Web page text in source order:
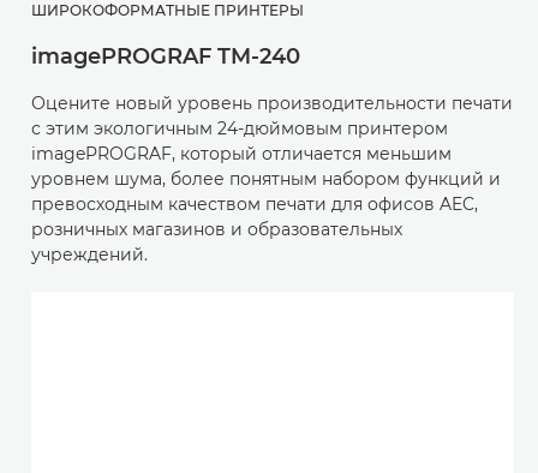
ШИРОКОФОРМАТНЫЕ ПРИНТЕРЫ
imagePROGRAF TM-240
Оцените новый уровень производительности печати
с этим экологичным 24-дюймовым принтером
imagePROGRAF, который отличается меньшим
уровнем шума, более понятным набором функций и
превосходным качеством печати для офисов AEC,
розничных магазинов и образовательных
учреждений.